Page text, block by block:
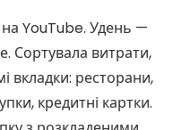
YouTube. Удень —
Сортувала витрати,
вкладки: ресторани,
кредитні картки.